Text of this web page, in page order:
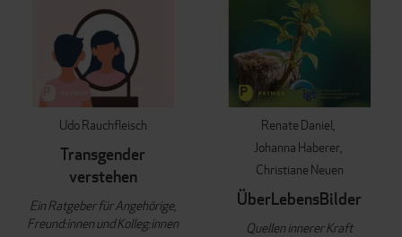
Udo Rauchfleisch
Transgender
verstehen
Ein Ratgeber für Angehörige,
Freund:innen und Kolleg:innen
Renate Daniel
Johanna Haberer
Christiane Neuen
ÜberLebensBilder
Quellen innerer Kraft